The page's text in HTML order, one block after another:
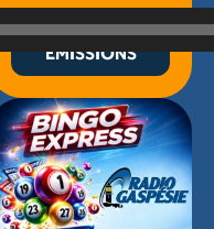
soignant à
dernier.
postes qui ont été
Hardy, qui fait,
de 0 à 5 ans et de la
TOUTES LES
ÉMISSIONS